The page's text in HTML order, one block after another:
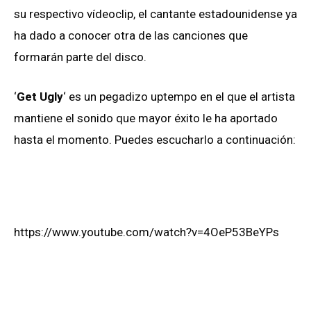
su respectivo vídeoclip, el cantante estadounidense ya
ha dado a conocer otra de las canciones que
formarán parte del disco.
‘Get Ugly‘ es un pegadizo uptempo en el que el artista
mantiene el sonido que mayor éxito le ha aportado
hasta el momento. Puedes escucharlo a continuación:
https://www.youtube.com/watch?v=4OeP53BeYPs